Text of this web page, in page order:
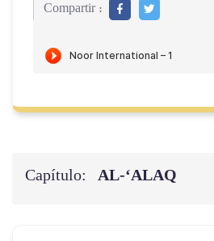
Compartir :
Capítulo: AL‑‘ALAQ